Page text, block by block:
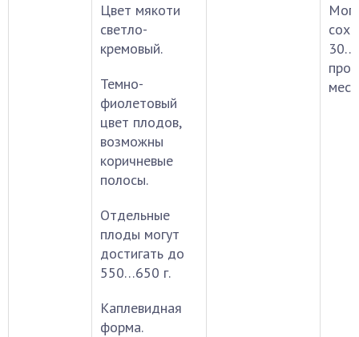
Цвет мякоти
светло-
кремовый.
Темно-
фиолетовый
цвет плодов,
возможны
коричневые
полосы.
Отдельные
плоды могут
достигать до
550…650 г.
Каплевидная
форма.